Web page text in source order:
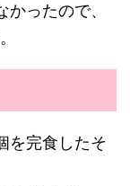
ったので、
を完食したそ